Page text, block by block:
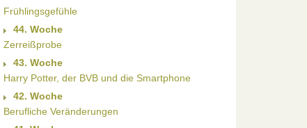
Frühlingsgefühle
44. Woche
Zerreißprobe
43. Woche
Harry Potter, der BVB und die Smartphone
42. Woche
Berufliche Veränderungen